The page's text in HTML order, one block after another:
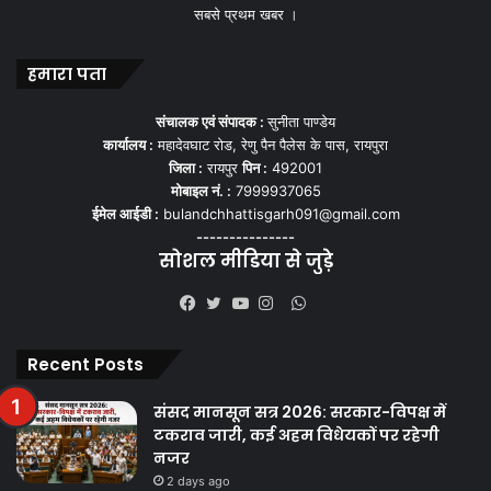
अधिकारी अपने पद का दुरुपयोग कर मामले को प्रभावित कर सकते हैं।
प्रयास हुआ था, इसलिए अभय शाह की जान की सुरक्षा के लिए उन्हें सुरक्षा प्रदान
करने की मांग की गई है।
केंद्रीय एजेंसियों से जांच की मांग
और 15 दिन का अल्टीमेटम।
सबसे प्रथम खबर ।
हमारा पता
संचालक एवं संपादक :सुनीता पाण्डेय
कार्यालय : महादेवघाट रोड, रेणु पैन पैलेस के पास, रायपुरा
जिला : रायपुरपिन : 492001
मोबाइल नं. : 7999937065
ईमेल आईडी : bulandchhattisgarh091@gmail.com
---------------
सोशल मीडिया से जुड़े
WhatsApp
Recent Posts
संसद मानसून सत्र 2026: सरकार-विपक्ष में
टकराव जारी, कई अहम विधेयकों पर रहेगी
नजर
2 days ago